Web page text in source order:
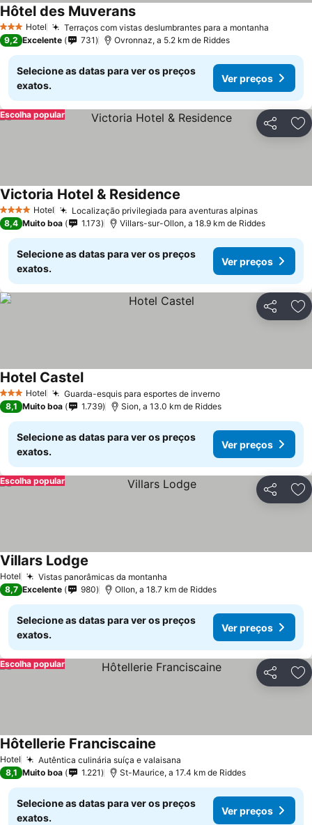
3 EstrelasHotel Terraços com vistas deslumbrantes para a montanha
Hôtel des Muverans
9,2 Excelente 731 Ovronnaz, a 5.2 km de Riddes
Selecione as datas para ver os preços
exatos.
Ver preços
Partilhar
Escolha popular
4 EstrelasHotel Localização privilegiada para aventuras alpinas
Victoria Hotel & Residence
8,4 Muito boa 1.173 Villars-sur-Ollon, a 18.9 km de Riddes
Selecione as datas para ver os preços
exatos.
Ver preços
Partilhar
3 EstrelasHotel Guarda-esquis para esportes de inverno
Hotel Castel
8,1 Muito boa 1.739 Sion, a 13.0 km de Riddes
Selecione as datas para ver os preços
exatos.
Ver preços
Partilhar
Escolha popular
Hotel Vistas panorâmicas da montanha
Villars Lodge
8,7 Excelente 980 Ollon, a 18.7 km de Riddes
Selecione as datas para ver os preços
exatos.
Ver preços
Partilhar
Escolha popular
Hotel Autêntica culinária suíça e valaisana
Hôtellerie Franciscaine
8,1 Muito boa 1.221 St-Maurice, a 17.4 km de Riddes
Selecione as datas para ver os preços
exatos.
Ver preços